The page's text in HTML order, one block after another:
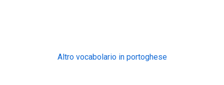
Altro vocabolario in portoghese